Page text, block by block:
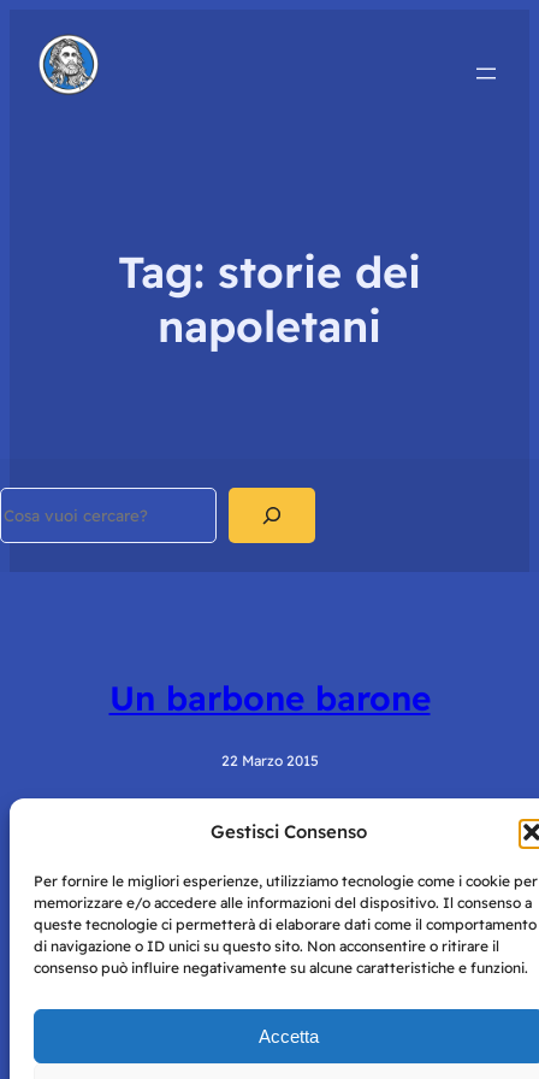
Gestisci Consenso
Per fornire le migliori esperienze, utilizziamo tecnologie come i cookie per
memorizzare e/o accedere alle informazioni del dispositivo. Il consenso a
queste tecnologie ci permetterà di elaborare dati come il comportamento
di navigazione o ID unici su questo sito. Non acconsentire o ritirare il
consenso può influire negativamente su alcune caratteristiche e funzioni.
Accetta
Tag: storie dei
napoletani
Un barbone barone
22 Marzo 2015
Napoli con autorizzazione numero 38 del 25/9/2019.
Tutte le immagini e i contenuti su questo sito sono forniti